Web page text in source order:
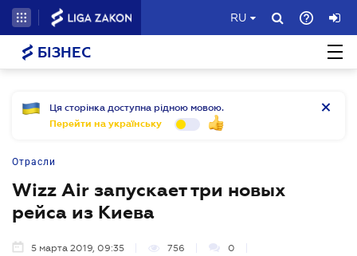
RU
БІЗНЕС
Ця сторінка доступна рідною мовою.
Перейти на українську
Отрасли
Wizz Air запускает три новых
рейса из Киева
5 марта 2019, 09:35 756 0